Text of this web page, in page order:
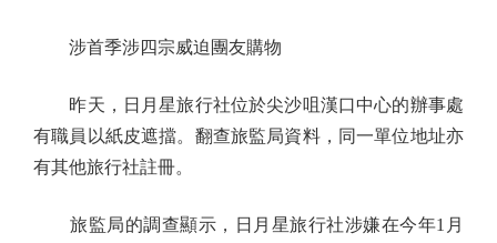
涉首季涉四宗威迫團友購物
昨天，日月星旅行社位於尖沙咀漢口中心的辦事處
有職員以紙皮遮擋。翻查旅監局資料，同一單位地址亦
有其他旅行社註冊。
旅監局的調查顯示，日月星旅行社涉嫌在今年1月